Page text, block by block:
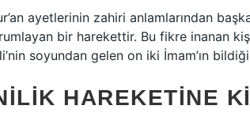
ayetlerinin zahiri anlamlarından
bir harekettir. Bu fikre inanan
soyundan gelen on iki İmam’ın
HAREKETINE